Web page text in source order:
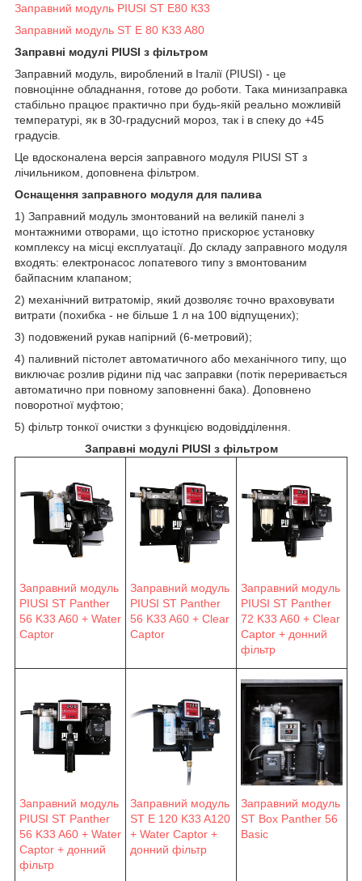
Заправний модуль PIUSI ST E80 К33
Заправний модуль ST E 80 K33 A80
Заправні модулі PIUSI з фільтром
Заправний модуль, вироблений в Італії (PIUSI) - це
повноцінне обладнання, готове до роботи. Така минизаправка
стабільно працює практично при будь-якій реально можливій
температурі, як в 30-градусний мороз, так і в спеку до +45
градусів.
Це вдосконалена версія заправного модуля PIUSI ST з
лічильником, доповнена фільтром.
Оснащення заправного модуля для палива
1) Заправний модуль змонтований на великій панелі з
монтажними отворами, що істотно прискорює установку
комплексу на місці експлуатації. До складу заправного модуля
входять: електронасос лопатевого типу з вмонтованим
байпасним клапаном;
2) механічний витратомір, який дозволяє точно враховувати
витрати (похибка - не більше 1 л на 100 відпущених);
3) подовжений рукав напірний (6-метровий);
4) паливний пістолет автоматичного або механічного типу, що
виключає розлив рідини під час заправки (потік переривається
автоматично при повному заповненні бака). Доповнено
поворотної муфтою;
5) фільтр тонкої очистки з функцією водовідділення.
Заправні модулі PIUSI з фільтром
Заправний модуль
PIUSI ST Panther
56 K33 A60 + Water
Captor
Заправний модуль
PIUSI ST Panther
56 K33 A60 + Clear
Captor
Заправний модуль
PIUSI ST Panther
72 K33 A60 + Clear
Captor + донний
фільтр
Заправний модуль
PIUSI ST Panther
56 K33 A60 + Water
Captor + донний
фільтр
Заправний модуль
ST E 120 K33 A120
+ Water Captor +
донний фільтр
Заправний модуль
ST Box Panther 56
Basic